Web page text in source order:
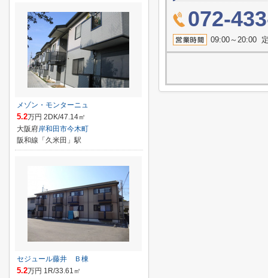
072-
09:00～20:00
メゾン・モンターニュ
5.2万円 2DK/47.14㎡
大阪府岸和田市今木町
阪和線「久米田」駅
セジュール藤井 Ｂ棟
5.2万円 1R/33.61㎡